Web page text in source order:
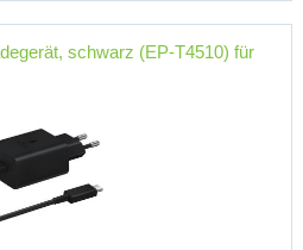
schwarz (EP-T4510) für